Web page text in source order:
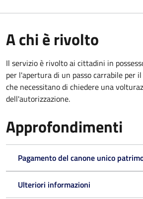
A chi è rivolto
Il servizio è rivolto ai cittadini in
per l'apertura di un passo carrabile per
che necessitano di chiedere una
dell'autorizzazione.
Approfondimenti
Pagamento del canone unico
Ulteriori informazioni